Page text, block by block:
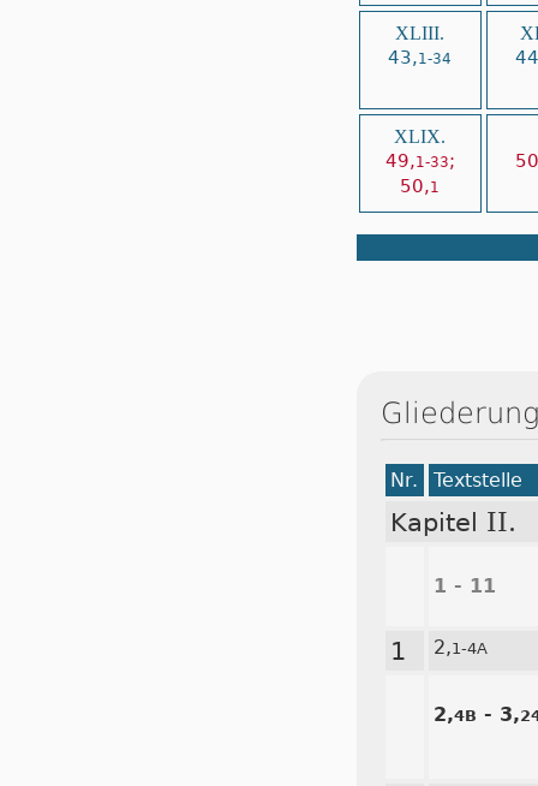
XLIII.
43,1-34
XLIX.
49,1-33;
50,1
Nr. Textstelle
Kapitel II.
1 - 11
1 2,1-4A
2,4B - 3,